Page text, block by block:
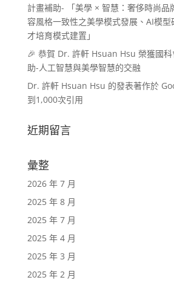
計畫補助- 「美學 × 智慧：奢侈時尚品
容風格一致性之美學模式發展、AI模
才培育模式建置」
🎉 恭賀 Dr. 許軒 Hsuan Hsu 榮獲國
助-人工智慧與美學智慧的交融
Dr. 許軒 Hsuan Hsu 的發表著作於
到1,000次引用
近期留言
彙整
2026 年 7 月
2025 年 8 月
2025 年 7 月
2025 年 4 月
2025 年 3 月
2025 年 2 月